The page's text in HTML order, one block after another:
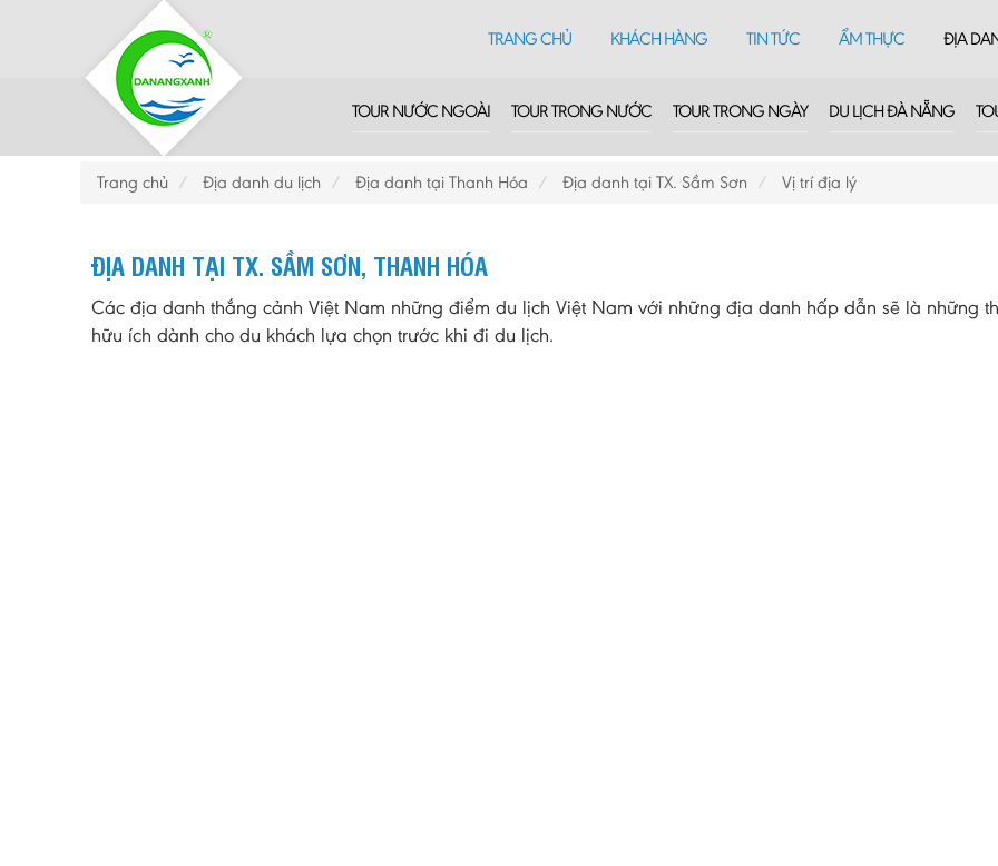
TRANG CHỦ KHÁCH HÀNG TIN TỨC ẨM THỰC ĐỊA
TOUR NƯỚC NGOÀI TOUR TRONG NƯỚC TOUR TRONG NGÀY DU LỊCH ĐÀ NẴNG
Trang chủ Địa danh du lịch Địa danh tại Thanh Hóa Địa danh tại TX. Sầm Sơn Vị trí địa lý
ĐỊA DANH TẠI TX. SẦM SƠN, THANH HÓA
Các địa danh thắng cảnh Việt Nam những điểm du lịch Việt Nam với những địa danh hấp dẫn sẽ là những
hữu ích dành cho du khách lựa chọn trước khi đi du lịch.